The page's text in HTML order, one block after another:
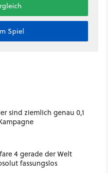
Spiel
sind ziemlich genau 0,1
4 gerade der Welt
fassungslos